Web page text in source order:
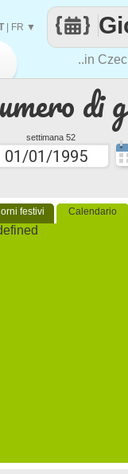
di
settimana 52
festivi Calendario
..in
| FR ▼